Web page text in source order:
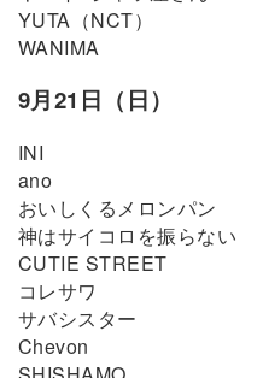
YUTA（NCT）
WANIMA
9月21日（日）
INI
ano
おいしくるメロンパン
神はサイコロを振らない
CUTIE STREET
コレサワ
サバシスター
Chevon